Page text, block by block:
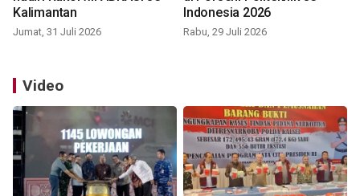
Kalimantan
Jumat, 31 Juli 2026
Indonesia 2026
Rabu, 29 Juli 2026
Video